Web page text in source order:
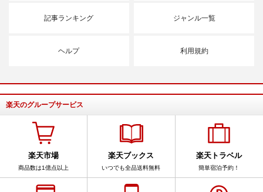
記事ランキング ジャンル一覧
ヘルプ 利用規約
楽天のグループサービス
楽天市場
商品数は1億点以上
楽天ブックス
いつでも全品送料無料
楽天トラベル
簡単宿泊予約！